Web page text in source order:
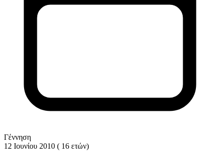
Γέννηση
12 Ιουνίου 2010 ( 16 ετών)